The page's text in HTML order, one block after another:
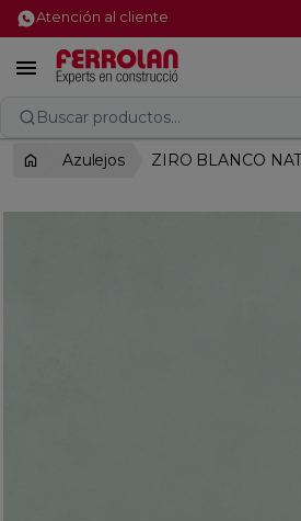
Atención al cliente

Buscar productos...
Azulejos ZIRO BLANCO